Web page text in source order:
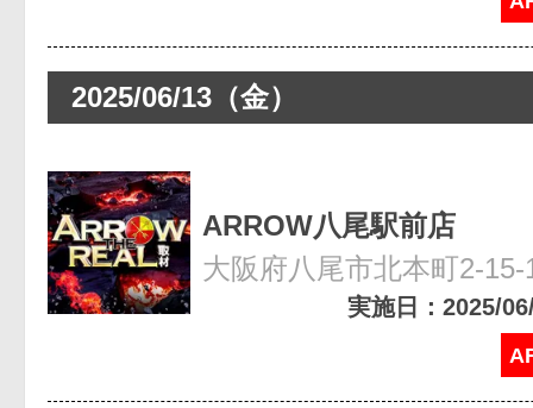
2025/06/13（金）
ARROW八尾駅前店
大阪府八尾市北本町2-15-
実施日：2025/